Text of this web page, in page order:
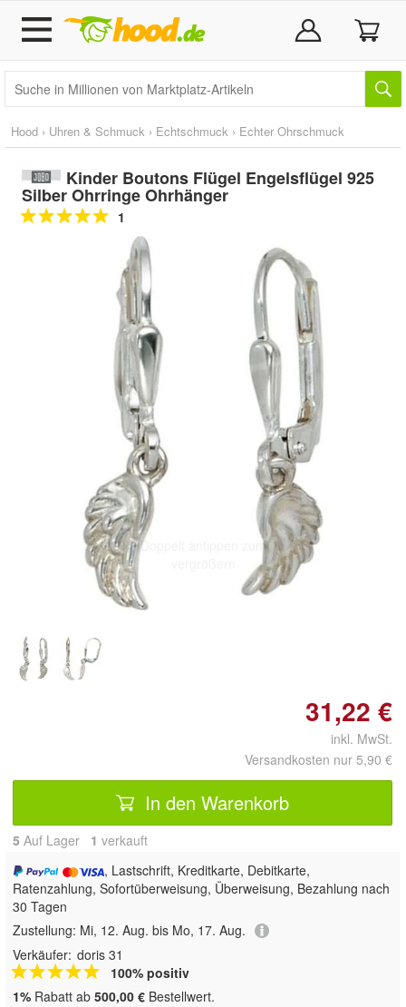
Hood › Uhren & Schmuck › Echtschmuck › Echter Ohrschmuck
Kinder Boutons Flügel Engelsflügel 925
Silber Ohrringe Ohrhänger
1
Doppelt antippen zum
31,22 €
inkl. MwSt.
Versandkosten nur 5,90 €
In den Warenkorb
5 Auf Lager 1 verkauft
, Lastschrift, Kreditkarte, Debitkarte,
Ratenzahlung, Sofortüberweisung, Überweisung, Bezahlung nach
30 Tagen
Zustellung: Mi, 12. Aug. bis Mo, 17. Aug.
Verkäufer: doris 31
100% positiv
1% Rabatt ab 500,00 € Bestellwert.